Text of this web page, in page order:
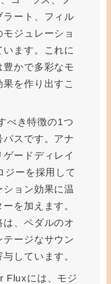
ラート、フィル
ジュレーショ
います。これに
豊かで多彩なモ
を作り出すこ
べき特徴の1つ
パスです。アナ
ゲードディレイ
ジーを採用して
ョン効果に温
を加えます。
は、ペダルのオ
テージなサウン
しています。
Fluxには、モジ